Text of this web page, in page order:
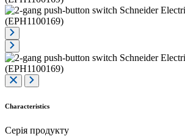
Characteristics
Серія продукту